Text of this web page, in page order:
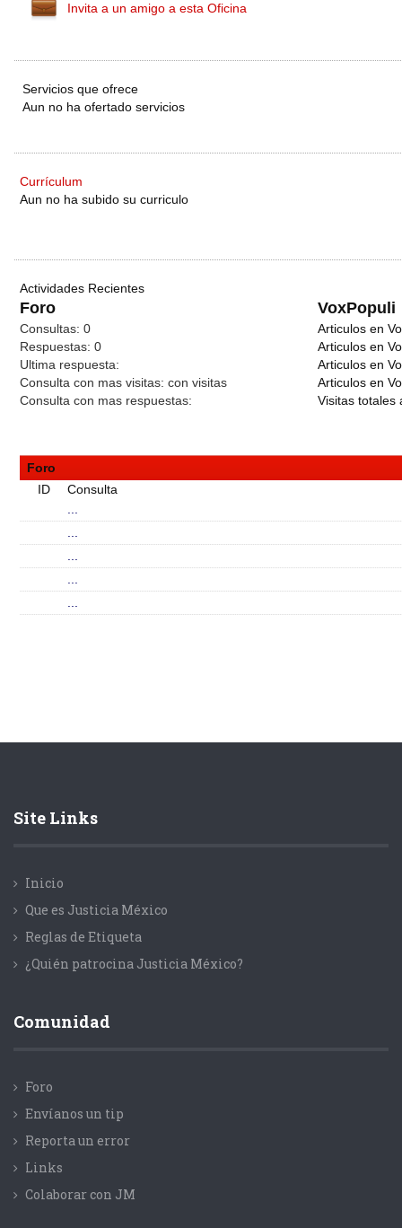
Invita a un amigo a esta Oficina
Servicios que ofrece
Aun no ha ofertado servicios
Currículum
Aun no ha subido su curriculo
Actividades Recientes
Foro VoxPopuli
Consultas: 0
Respuestas: 0
Ultima respuesta:
Consulta con mas visitas: con visitas
Consulta con mas respuestas:
Articulos en
Articulos en
Articulos en
Articulos en
Visitas totales
Foro
ID
Consulta
Site Links
Inicio
Que es Justicia México
Reglas de Etiqueta
¿Quién patrocina Justicia México?
Comunidad
Foro
Envíanos un tip
Reporta un error
Links
Colaborar con JM